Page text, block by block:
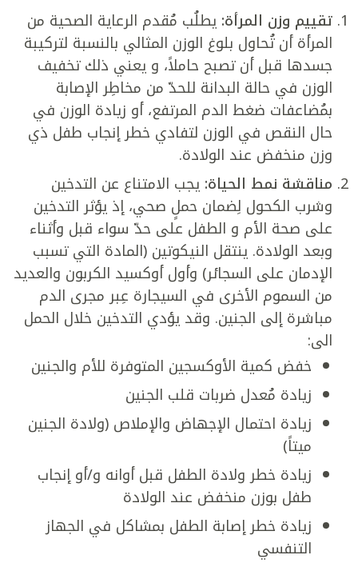
تقييم وزن المرأة: يطلُب مُقدم الرعاية الصحية من
المرأة أن تُحاول بلوغ الوزن المثالي بالنسبة لتركيبة
جسدها قبل أن تصبح حاملاً، و يعني ذلك تخفيف
الوزن في حالة البدانة للحدّ من مخاطِر الإصابة
بمُضاعفات ضغط الدم المرتفع، أو زيادة الوزن في
حال النقص في الوزن لتفادي خطر إنجاب طفل ذي
وزن منخفض عند الولادة.
مناقشة نمط الحياة: يجب الامتناع عن التدخين
وشرب الكحول لِضمان حملٍ صحي، إذ يؤثر التدخين
على صحة الأم و الطفل على حدّ سواء قبل وأثناء
وبعد الولادة. ينتقل النيكوتين (المادة التي تسبب
الإدمان على السجائر) وأول أوكسيد الكربون والعديد
من السموم الأخرى في السيجارة عِبر مجرى الدم
مباشرة إلى الجنين. وقد يؤدي التدخين خلال الحمل
الى:
خفض كمية الأوكسجين المتوفرة للأم والجنين
زيادة مُعدل ضربات قلب الجنين
زيادة احتمال الإجهاض والإملاص (ولادة الجنين
ميتاً)
زيادة خطر ولادة الطفل قبل أوانه و/أو إنجاب
طفل بوزن منخفض عند الولادة
زيادة خطر إصابة الطفل بمشاكل في الجهاز
التنفسي